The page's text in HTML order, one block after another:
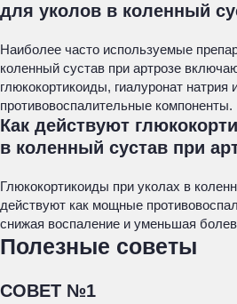
для уколов в коленный
Наиболее часто используемые
коленный сустав при артрозе
глюкокортикоиды, гиалуронат
противовоспалительные компоненты.
Как действуют
в коленный сустав при
Глюкокортикоиды при уколах в
действуют как мощные
снижая воспаление и уменьшая
Полезные советы
СОВЕТ №1